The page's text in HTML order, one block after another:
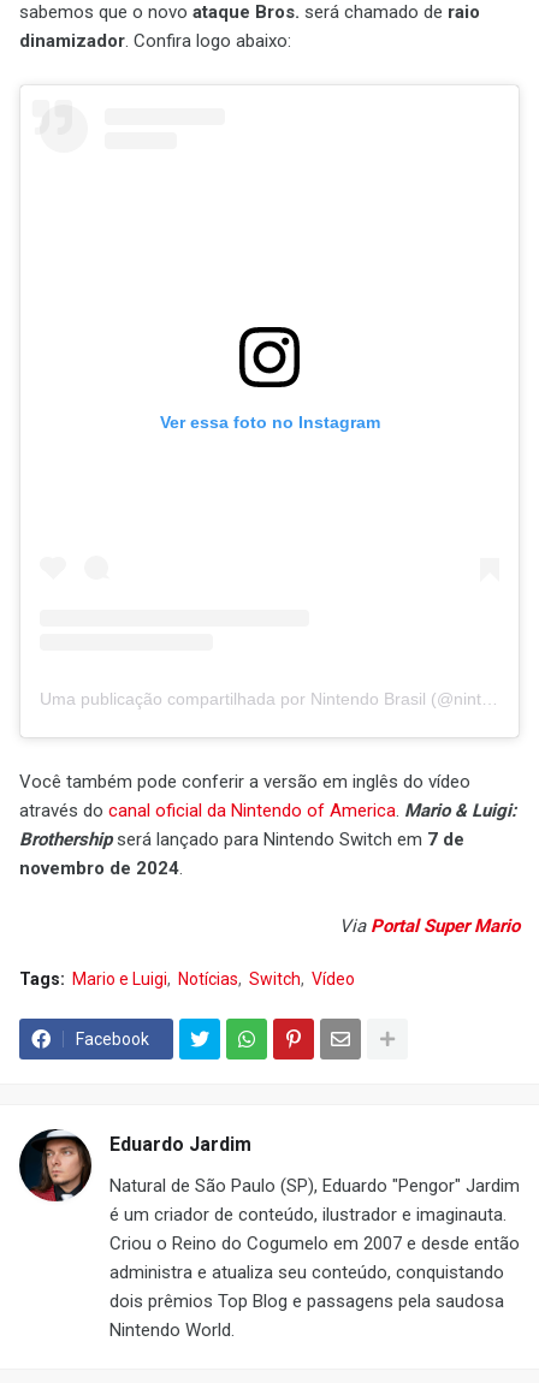
sabemos que o novo ataque Bros. será chamado de raio
dinamizador. Confira logo abaixo:
Ver essa foto no Instagram
Você também pode conferir a versão em inglês do vídeo
através do canal oficial da Nintendo of America. Mario & Luigi:
Brothershipserá lançado para Nintendo Switch em 7 de
novembro de 2024.
Via Portal Super Mario
Tags: Mario e Luigi Notícias Switch Vídeo
Facebook
Eduardo Jardim
Natural de São Paulo (SP), Eduardo "Pengor" Jardim
é um criador de conteúdo, ilustrador e imaginauta.
Criou o Reino do Cogumelo em 2007 e desde então
administra e atualiza seu conteúdo, conquistando
dois prêmios Top Blog e passagens pela saudosa
Nintendo World.